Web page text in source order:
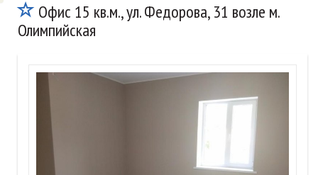
Офис 15 кв.м., ул. Федорова, 31 возле м.
Олимпийская